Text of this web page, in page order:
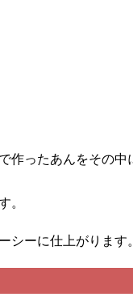
作ったあんをその中
。
シーに仕上がります。